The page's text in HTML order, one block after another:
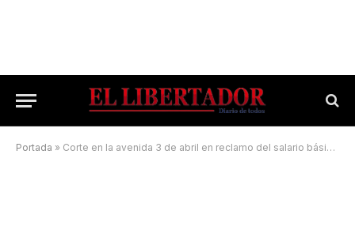
Portada » Corte en la avenida 3 de abril en reclamo del salario básico universal